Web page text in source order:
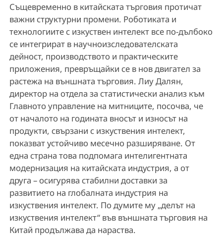
Същевременно в китайската търговия протичат
важни структурни промени. Роботиката и
технологиите с изкуствен интелект все по-дълбоко
се интегрират в научноизследователската
дейност, производството и практическите
приложения, превръщайки се в нов двигател за
растежа на външната търговия. Лиу Далян,
директор на отдела за статистически анализ към
Главното управление на митниците, посочва, че
от началото на годината вносът и износът на
продукти, свързани с изкуствения интелект,
показват устойчиво месечно разширяване. От
една страна това подпомага интелигентната
модернизация на китайската индустрия, а от
друга – осигурява стабилни доставки за
развитието на глобалната индустрия на
изкуствения интелект. По думите му „делът на
изкуствения интелект“ във външната търговия на
Китай продължава да нараства.